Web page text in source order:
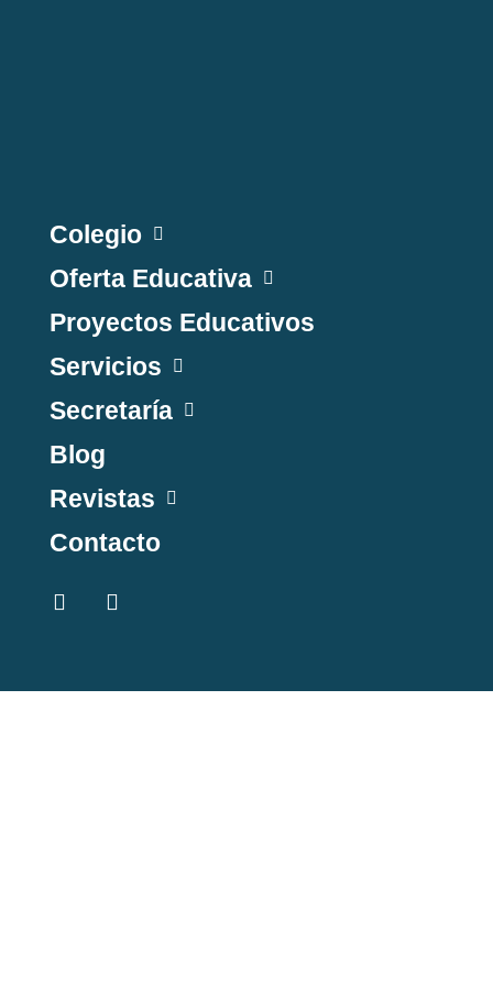
Colegio
Oferta Educativa
Proyectos Educativos
Servicios
Secretaría
Blog
Revistas
Contacto